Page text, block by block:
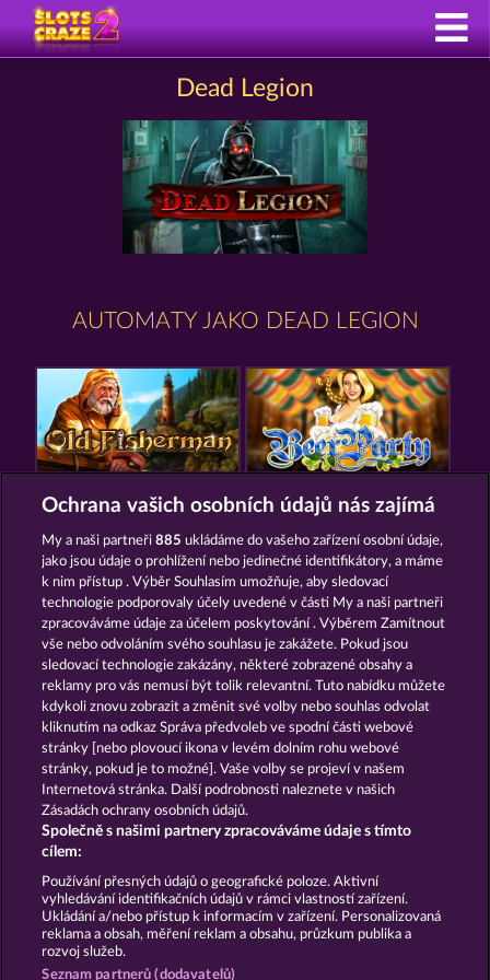
Dead Legion
AUTOMATY JAKO DEAD LEGION
OLD FISHERMAN BEER PARTY
5 EMBER WILDS SUPER DUPER MOORHUHN
Podmínky Prohlášení o ochraně údajů
Kontakt Společnost Časté dotazy
Facebook
Podat Žádost o Odstoupení
Ochrana vašich osobních údajů nás zajímá
My a naši partneři885 ukládáme do vašeho zařízení osobní údaje,
jako jsou údaje o prohlížení nebo jedinečné identifikátory, a máme
k nim přístup . Výběr Souhlasím umožňuje, aby sledovací
technologie podporovaly účely uvedené v části My a naši partneři
zpracováváme údaje za účelem poskytování . Výběrem Zamítnout
vše nebo odvoláním svého souhlasu je zakážete. Pokud jsou
sledovací technologie zakázány, některé zobrazené obsahy a
reklamy pro vás nemusí být tolik relevantní. Tuto nabídku můžete
kdykoli znovu zobrazit a změnit své volby nebo souhlas odvolat
kliknutím na odkaz Správa předvoleb ve spodní části webové
stránky [nebo plovoucí ikona v levém dolním rohu webové
stránky, pokud je to možné]. Vaše volby se projeví v našem
Internetová stránka. Další podrobnosti naleznete v našich
Zásadách ochrany osobních údajů.
Společně s našimi partnery zpracováváme údaje s tímto
cílem:
Používání přesných údajů o geografické poloze. Aktivní
vyhledávání identifikačních údajů v rámci vlastností zařízení.
Ukládání a/nebo přístup k informacím v zařízení. Personalizovaná
reklama a obsah, měření reklam a obsahu, průzkum publika a
rozvoj služeb.
Seznam partnerů (dodavatelů)